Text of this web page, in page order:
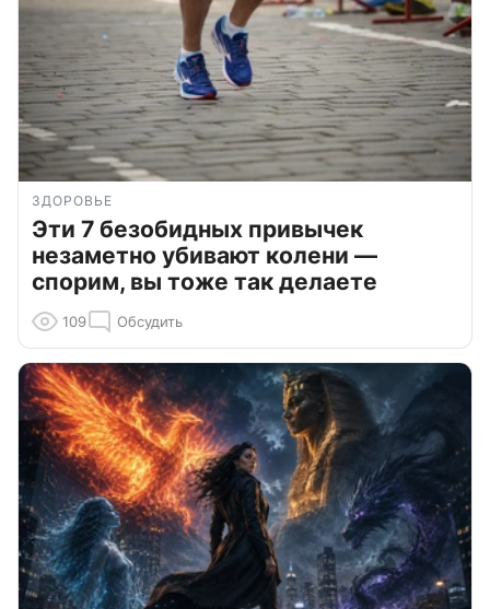
ЗДОРОВЬЕ
Эти 7 безобидных привычек
незаметно убивают колени —
спорим, вы тоже так делаете
109 Обсудить